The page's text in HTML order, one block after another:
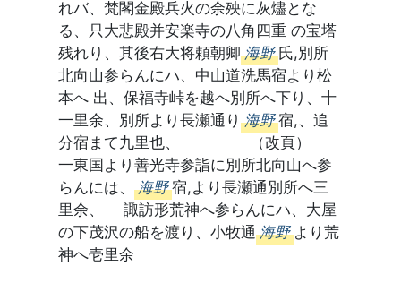
れバ、梵閣金殿兵火の余殃に灰燼とな
る、只大悲殿并安楽寺の八角四重 の宝塔
残れり、其後右大将頼朝卿 海野 氏,別所
北向山参らんにハ、中山道洗馬宿より松
本へ 出、保福寺峠を越へ別所へ下り、十
一里余、別所より長瀬通り 海野 宿,、追
分宿まて九里也、 （改頁）
一東国より善光寺参詣に別所北向山へ参
らんには、 海野 宿,より長瀬通別所へ三
里余、 諏訪形荒神へ参らんにハ、大屋
の下茂沢の船を渡り、小牧通 海野 より荒
神へ壱里余